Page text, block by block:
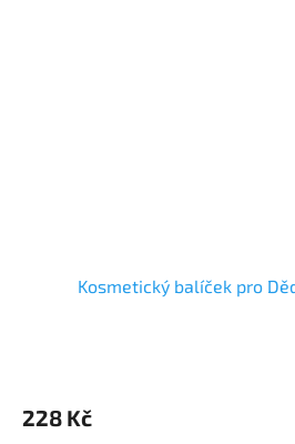
Kosmetický balíček pro
228 Kč